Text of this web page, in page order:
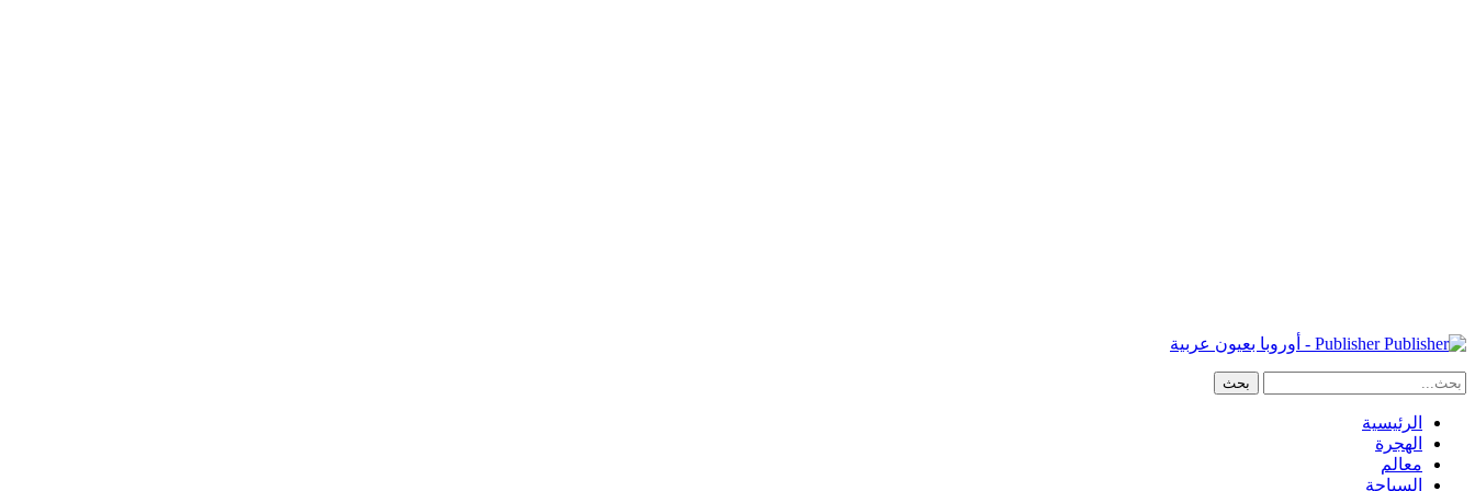
Publisher - أوروبا بعيون عربية
الرئيسية
الهجرة
معالم
السياحة